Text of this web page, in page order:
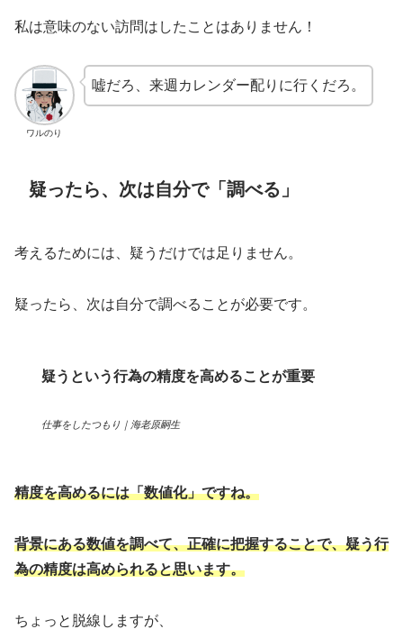
私は意味のない訪問はしたことはありません！
ワルのり
嘘だろ、来週カレンダー配りに行くだろ。
疑ったら、次は自分で「調べる」
考えるためには、疑うだけでは足りません。
疑ったら、次は自分で調べることが必要です。
疑うという行為の精度を高めることが重要
仕事をしたつもり｜海老原嗣生
精度を高めるには「数値化」ですね。
背景にある数値を調べて、正確に把握することで、疑う行
為の精度は高められると思います。
ちょっと脱線しますが、